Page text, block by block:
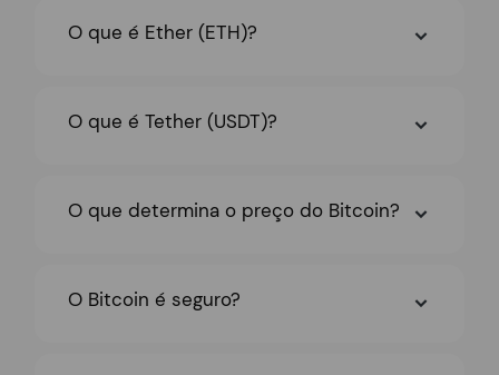
O que é Ether (ETH)?
O que é Tether (USDT)?
O que determina o preço do Bitcoin?
O Bitcoin é seguro?